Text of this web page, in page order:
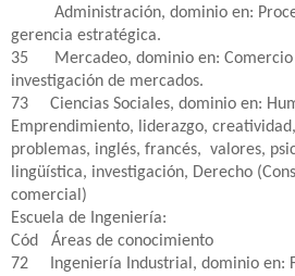
Administración, dominio en:
gerencia estratégica.
35
Mercadeo, dominio en:
investigación de mercados.
73
Ciencias Sociales, dominio en:
Emprendimiento, liderazgo,
problemas, inglés, francés, valores,
lingüística, investigación, Derecho
comercial)
Escuela de Ingeniería:
Cód
Áreas de conocimiento
72
Ingeniería Industrial, dominio en: